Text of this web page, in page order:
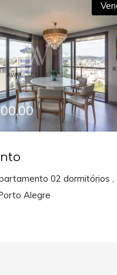
02 dormitórios ,
Alegre